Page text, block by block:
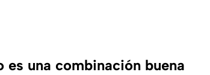
es una combinación buena